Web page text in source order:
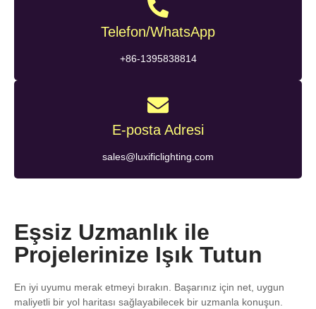
Telefon/WhatsApp
+86-1395838814
E-posta Adresi
sales@luxificlighting.com
Eşsiz Uzmanlık ile
Projelerinize Işık Tutun
En iyi uyumu merak etmeyi bırakın. Başarınız için net, uygun
maliyetli bir yol haritası sağlayabilecek bir uzmanla konuşun.